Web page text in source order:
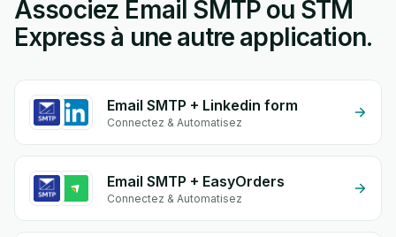
Associez Email SMTP ou STM
Express à une autre application.
Email SMTP + Linkedin form
Connectez & Automatisez
Email SMTP + EasyOrders
Connectez & Automatisez